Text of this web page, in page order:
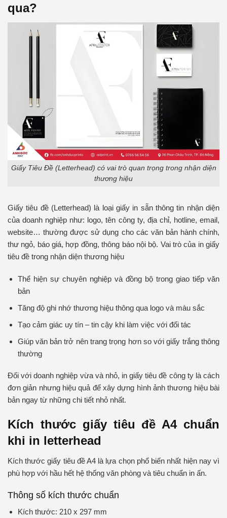
qua?
Giấy Tiêu Đề (Letterhead) có vai trò quan trọng trong nhận diện
thương hiệu
Giấy tiêu đề (Letterhead) là loại giấy in sẵn thông tin nhận diện
của doanh nghiệp như: logo, tên công ty, địa chỉ, hotline, email,
website… thường được sử dụng cho các văn bản hành chính,
thư ngỏ, báo giá, hợp đồng, thông báo nội bộ. Vai trò của in giấy
tiêu đề trong nhận diện thương hiệu
Thể hiện sự chuyên nghiệp và đồng bộ trong giao tiếp văn
bản
Tăng độ ghi nhớ thương hiệu thông qua logo và màu sắc
Tạo cảm giác uy tín – tin cậy khi làm việc với đối tác
Giúp văn bản trở nên trang trọng hơn so với giấy trắng thông
thường
Đối với doanh nghiệp vừa và nhỏ, in giấy tiêu đề công ty là cách
đơn giản nhưng hiệu quả để xây dựng hình ảnh thương hiệu bài
bản ngay từ những chi tiết nhỏ nhất.
Kích thước giấy tiêu đề A4 chuẩn
khi in letterhead
Kích thước giấy tiêu đề A4 là lựa chọn phổ biến nhất hiện nay vì
phù hợp với hầu hết hệ thống văn phòng và tiêu chuẩn in ấn.
Thông số kích thước chuẩn
Kích thước: 210 x 297 mm